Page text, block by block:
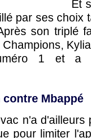
Et
par ses choix
son triplé
1 et a
Mbappé
n'a d'ailleurs
pour limiter